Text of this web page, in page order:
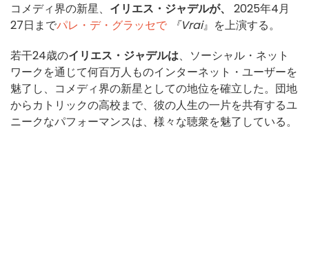
コメディ界の新星、 イリエス・ジャデルが、 2025年4月
27日までパレ・デ・グラッセで 『Vrai』を上演する。
若干24歳のイリエス・ジャデルは、ソーシャル・ネット
ワークを通じて何百万人ものインターネット・ユーザーを
魅了し、コメディ界の新星としての地位を確立した。団地
からカトリックの高校まで、彼の人生の一片を共有するユ
ニークなパフォーマンスは、様々な聴衆を魅了している。